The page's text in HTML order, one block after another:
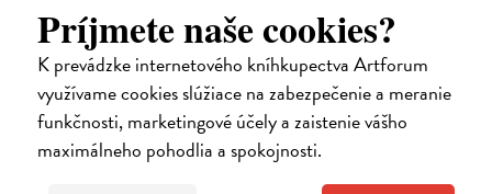
Príjmete naše cookies?
K prevádzke internetového kníhkupectva Artforum
využívame cookies slúžiace na zabezpečenie a meranie
funkčnosti, marketingové účely a zaistenie vášho
maximálneho pohodlia a spokojnosti.
Ďalšie z kategórie slovenské a
české dejiny